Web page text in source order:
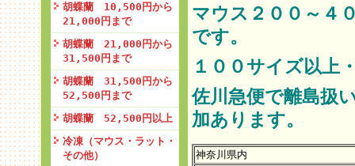
胡蝶蘭 10,500円から
21,000円まで
胡蝶蘭 21,000円から
31,500円まで
胡蝶蘭 31,500円から
52,500円まで
胡蝶蘭 52,500円以上
冷凍（マウス・ラット・
その他）
マウス２００～４
です。
１００サイズ以上
佐川急便で離島扱
加あります。
神奈川県内